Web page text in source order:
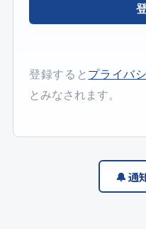
登録すると プライバ
とみなされます。
🔔 通